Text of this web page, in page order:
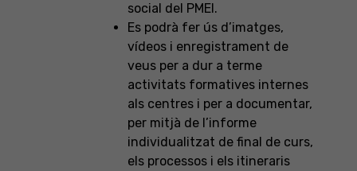
social del PMEI.
Es podrà fer ús d’imatges,
vídeos i enregistrament de
veus per a dur a terme
activitats formatives internes
als centres i per a documentar,
per mitjà de l’informe
individualitzat de final de curs,
els processos i els itineraris